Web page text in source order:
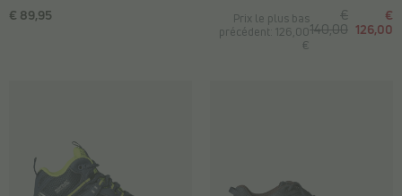
€ 89,95
Prix le plus bas
précédent: 126,00
€
€
140,00
€
126,00